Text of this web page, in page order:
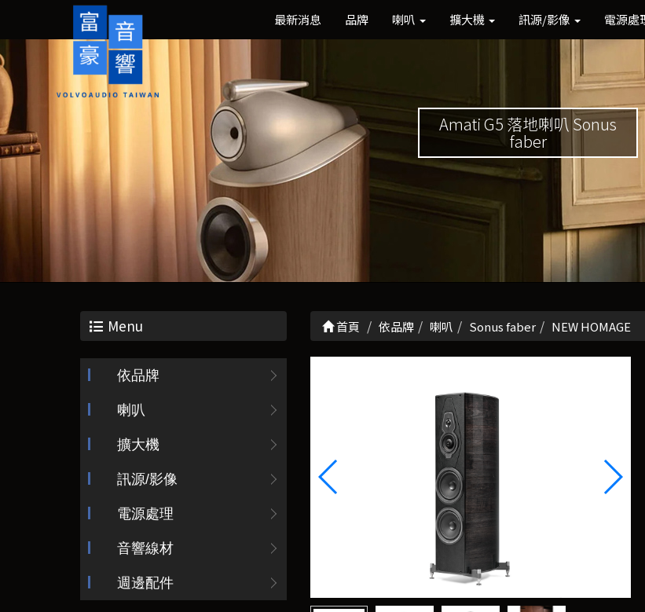
最新消息 品牌 喇叭 擴大機 訊源/影像 電源處
Amati G5 落地喇叭 Sonus
faber
Menu
依品牌
喇叭
擴大機
訊源/影像
電源處理
音響線材
週邊配件
首頁 依品牌 喇叭 Sonus faber NEW HOMAGE